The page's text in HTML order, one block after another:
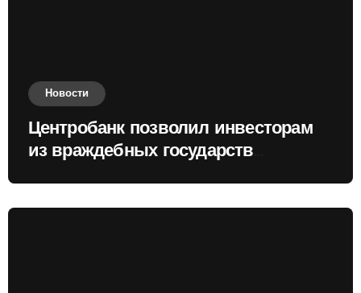
Новости
Центробанк позволил инвесторам
из враждебных государств